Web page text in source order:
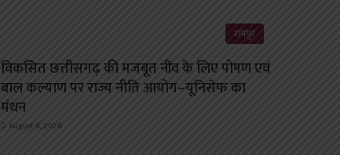
रायपुर
विकसित छत्तीसगढ़ की मजबूत नींव के लिए पोषण एवं
बाल कल्याण पर राज्य नीति आयोग–यूनिसेफ का
मंथन
August 6, 2026